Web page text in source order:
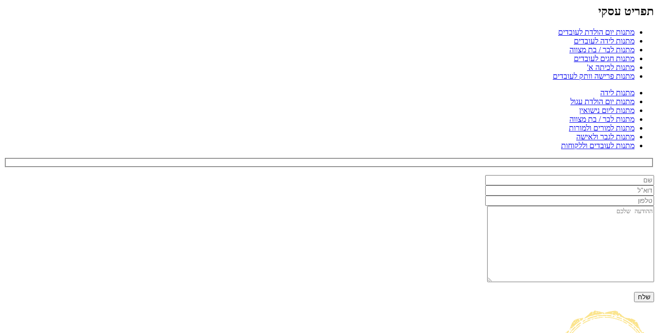
תפריט עסקי
מתנות יום הולדת לעובדים
מתנות לידה לעובדים
מתנות לבר / בת מצווה
מתנות חגים לעובדים
מתנות לכיתה א'
מתנות פרישה וותק לעובדים
מתנות לידה
מתנות יום הולדת עגול
מתנות ליום נישואין
מתנות לבר / בת מצווה
מתנות למורים ולמורות
מתנות לגבר ולאישה
מתנות לעובדים וללקוחות